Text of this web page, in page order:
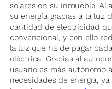
solares en su inmueble. Al
su energía gracias a la luz
cantidad de electricidad
convencional, y con ello
la luz que ha de pagar
eléctrica. Gracias al
usuario es más autónomo
necesidades de energía,